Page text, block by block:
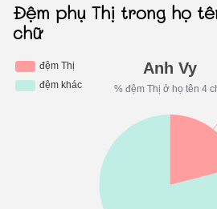
Đệm phụ Thị trong họ
chữ